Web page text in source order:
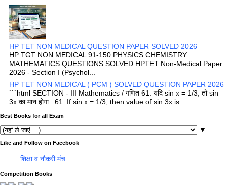
HP TET NON MEDICAL QUESTION PAPER SOLVED 2026
HP TGT NON MEDICAL 91-150 PHYSICS CHEMISTRY
MATHEMATICS QUESTIONS SOLVED HPTET Non-Medical Paper
2026 - Section I (Psychol...
HP TET NON MEDICAL ( PCM ) SOLVED QUESTION PAPER 2026
```html SECTION - III Mathematics / गणित 61. यदि sin x = 1/3, तो sin
3x का मान होगा : 61. If sin x = 1/3, then value of sin 3x is : ...
Best Books for all Exam
▼
Like and Follow on Facebook
शिक्षा व नौकरी मंच
Competition Books